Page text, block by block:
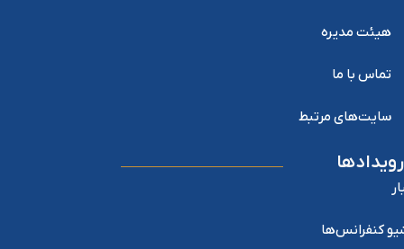
هیئت مدیره
تماس با ما
سایت‌های مرتبط
رویدادها
کنفرانس‌ها